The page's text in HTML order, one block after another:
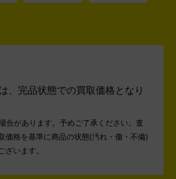
、完品状態での買取価格となり
合があります。予めご了承ください。 査
価格を基準に商品の状態(汚れ・傷・不備)
ざいます。